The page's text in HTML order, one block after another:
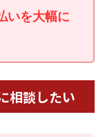
いを大幅に
相談したい